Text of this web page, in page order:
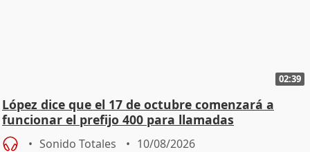
02:39
López dice que el 17 de octubre comenzará a
funcionar el prefijo 400 para llamadas
comerciales
Sonido Totales 10/08/2026